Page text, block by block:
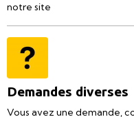
notre site
Demandes diverses
Vous avez une demande,